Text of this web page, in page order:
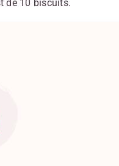
de 10 biscuits.